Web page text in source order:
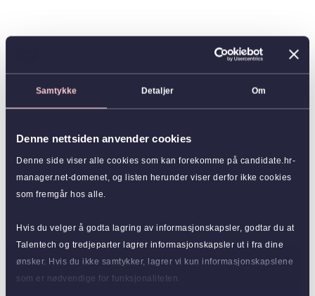
Samtykke Detaljer Om
Denne nettsiden anvender cookies
Denne side viser alle cookies som kan forekomme på candidate.hr-
manager.net-domenet, og listen herunder viser derfor ikke cookies
som fremgår hos alle.
Hvis du velger å godta lagring av informasjonskapsler, godtar du at
Talentech og tredjeparter lagrer informasjonskapsler ut i fra dine
ønsker. Hvis du ikke samtykker, lagrer vi kun informasjonskapslene
som er nødvendige for funksjonaliteten.